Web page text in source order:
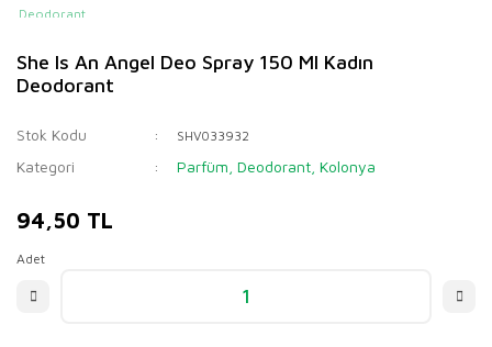
She Is An Angel Deo Spray 150 Ml Kadın
Deodorant
Stok Kodu SHV033932
Kategori Parfüm, Deodorant, Kolonya
94,50 TL
Adet